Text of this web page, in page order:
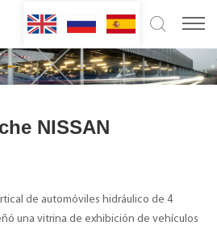
NISSAN
de automóviles hidráulico de 4
una vitrina de exhibición de vehículos